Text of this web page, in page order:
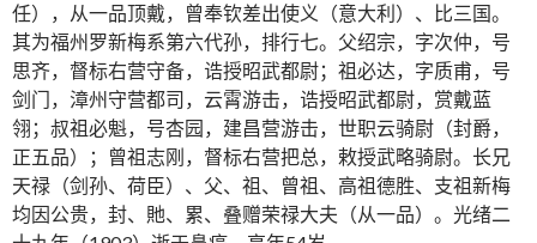
任），从一品顶戴，曾奉钦差出使义（意大利）、比三国。
其为福州罗新梅系第六代孙，排行七。父绍宗，字次仲，号
思齐，督标右营守备，诰授昭武都尉；祖必达，字质甫，号
剑门，漳州守营都司，云霄游击，诰授昭武都尉，赏戴蓝
翎；叔祖必魁，号杏园，建昌营游击，世职云骑尉（封爵，
正五品）；曾祖志刚，督标右营把总，敕授武略骑尉。长兄
天禄（剑孙、荷臣）、父、祖、曾祖、高祖德胜、支祖新梅
均因公贵，封、貤、累、叠赠荣禄大夫（从一品）。光绪二